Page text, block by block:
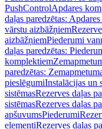
PushControlApdares
daļas paredzētas:
vārstu aizbāžņiem
aizbāžņiemPiederumi
daļas paredzētas:
komplektiem
paredzētas:
pieslēgumiInstalācijas un
sistēmasRezerves daļas
sistēmasRezerves daļas
apšuvumsPiederumi
elementiRezerves daļas